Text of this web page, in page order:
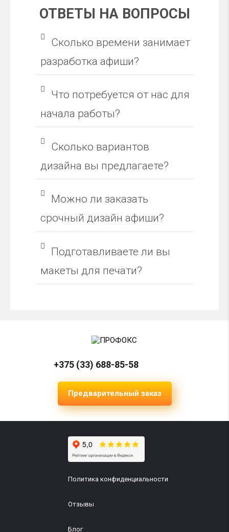
ОТВЕТЫ НА ВОПРОСЫ
Сколько времени занимает
разработка афиши?
Что потребуется от нас для
начала работы?
Сколько вариантов
дизайна вы предлагаете?
Можно ли заказать
срочный дизайн афиши?
Подготавливаете ли вы
макеты для печати?
+375 (33) 688-85-58
Предварительный заказ
Политика конфиденциальности
Отзывы
Блог